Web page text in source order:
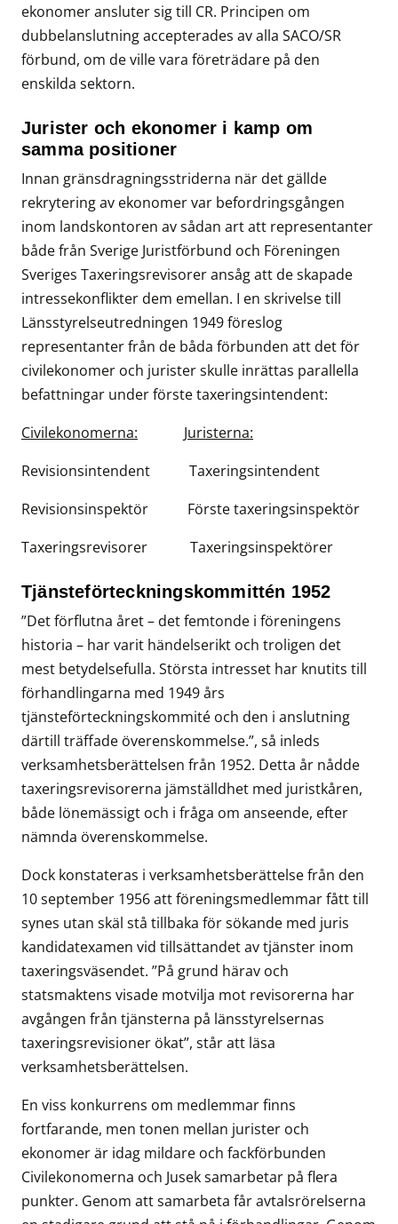
ekonomer ansluter sig till CR. Principen om
dubbelanslutning accepterades av alla SACO/SR
förbund, om de ville vara företrädare på den
enskilda sektorn.
Jurister och ekonomer i kamp om
samma positioner
Innan gränsdragningsstriderna när det gällde
rekrytering av ekonomer var befordringsgången
inom landskontoren av sådan art att representanter
både från Sverige Juristförbund och Föreningen
Sveriges Taxeringsrevisorer ansåg att de skapade
intressekonflikter dem emellan. I en skrivelse till
Länsstyrelseutredningen 1949 föreslog
representanter från de båda förbunden att det för
civilekonomer och jurister skulle inrättas parallella
befattningar under förste taxeringsintendent:
Civilekonomerna:
Juristerna:
Revisionsintendent Taxeringsintendent
Revisionsinspektör Förste taxeringsinspektör
Taxeringsrevisorer Taxeringsinspektörer
Tjänsteförteckningskommittén 1952
”Det förflutna året – det femtonde i föreningens
historia – har varit händelserikt och troligen det
mest betydelsefulla. Största intresset har knutits till
förhandlingarna med 1949 års
tjänsteförteckningskommité och den i anslutning
därtill träffade överenskommelse.”, så inleds
verksamhetsberättelsen från 1952. Detta år nådde
taxeringsrevisorerna jämställdhet med juristkåren,
både lönemässigt och i fråga om anseende, efter
nämnda överenskommelse.
Dock konstateras i verksamhetsberättelse från den
10 september 1956 att föreningsmedlemmar fått till
synes utan skäl stå tillbaka för sökande med juris
kandidatexamen vid tillsättandet av tjänster inom
taxeringsväsendet. ”På grund härav och
statsmaktens visade motvilja mot revisorerna har
avgången från tjänsterna på länsstyrelsernas
taxeringsrevisioner ökat”, står att läsa
verksamhetsberättelsen.
En viss konkurrens om medlemmar finns
fortfarande, men tonen mellan jurister och
ekonomer är idag mildare och fackförbunden
Civilekonomerna och Jusek samarbetar på flera
punkter. Genom att samarbeta får avtalsrörelserna